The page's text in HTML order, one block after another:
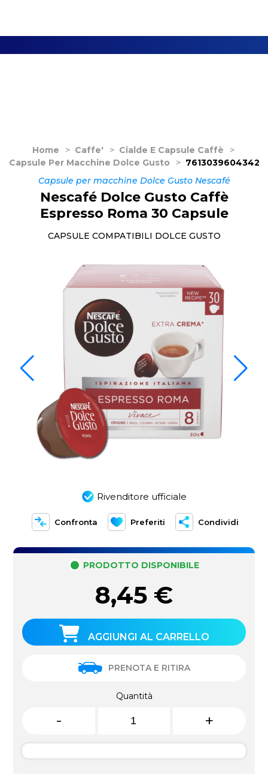
Home > Caffe' > Cialde E Capsule Caffè
>
Capsule Per Macchine Dolce Gusto
> 7613039604342
Capsule per macchine Dolce Gusto Nescafé
Rivenditore ufficiale
Confronta Preferiti Condividi
Nescafé Dolce Gusto Caffè
Espresso Roma 30 Capsule
CAPSULE COMPATIBILI DOLCE GUSTO
PRODOTTO DISPONIBILE
8,45 €
AGGIUNGI AL CARRELLO
PRENOTA E RITIRA
Quantità
- +